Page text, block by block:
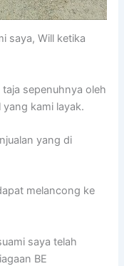
saya, Will ketika
sepenuhnya oleh
yang kami layak.
yang di
melancong ke
saya telah
BE